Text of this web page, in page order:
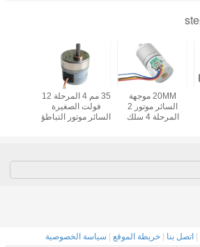
35 مم 4 المرحلة 12
فولت الصغيرة
السائر موتور التباطؤ
20MM موجهة
السائر موتور 2
المرحلة 4 سلك
اتصل بنا خريطة الموقع سياسة الخصوصية